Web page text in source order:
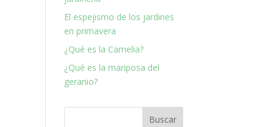
El espejismo de los jardines
en primavera
¿Qué es la Camelia?
¿Qué es la mariposa del
geranio?